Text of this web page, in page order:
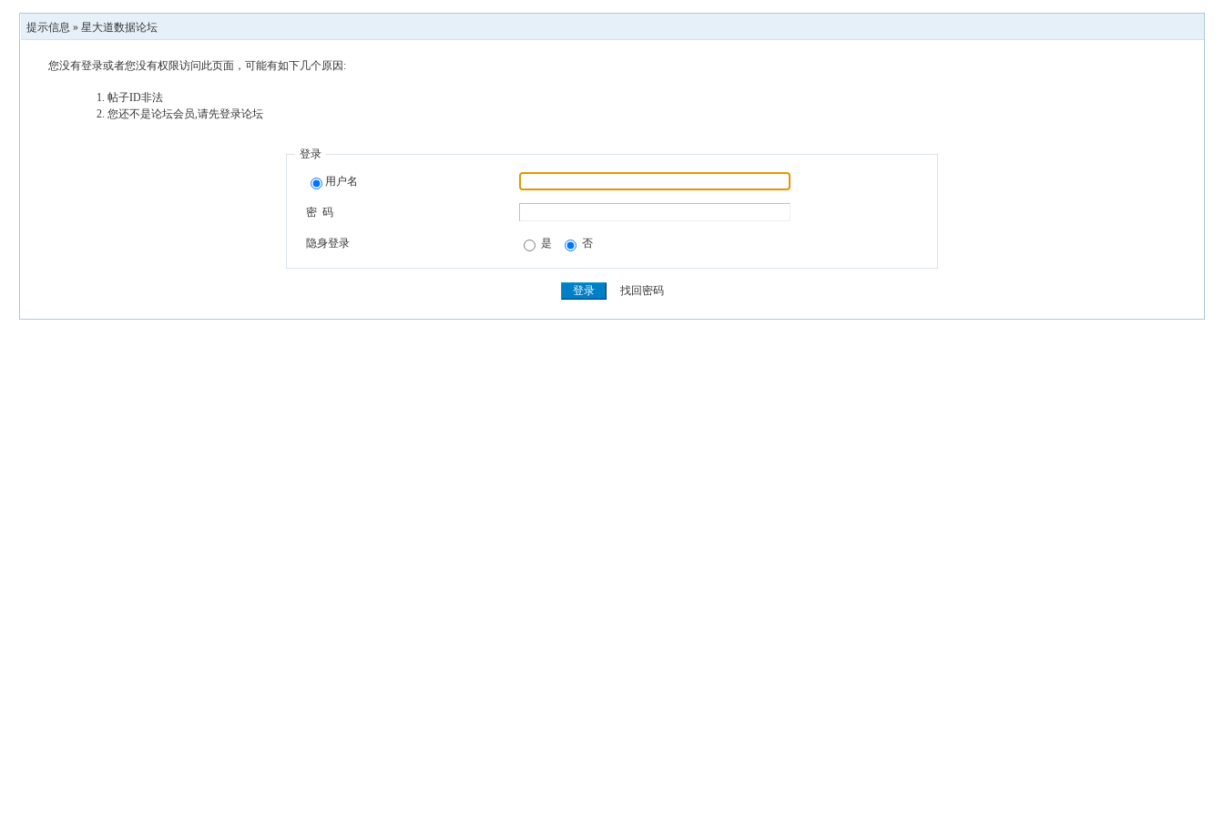
提示信息 » 星大道数据论坛
您没有登录或者您没有权限访问此页面，可能有如下几个原因:
帖子ID非法
您还不是论坛会员,请先登录论坛
登录
用户名
密 码
隐身登录 是 否
找回密码